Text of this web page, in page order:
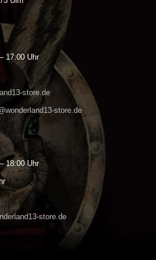
17:00 Uhr
store.de
store.de
18:00 Uhr
store.de